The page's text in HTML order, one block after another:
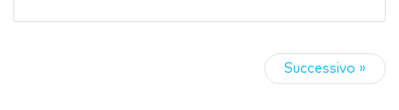
Successivo »